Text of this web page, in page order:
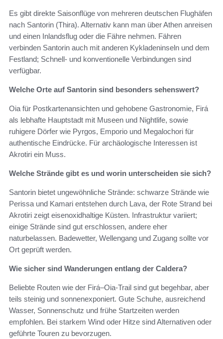
Es gibt direkte Saisonflüge von mehreren deutschen Flughäfen
nach Santorin (Thira). Alternativ kann man über Athen anreisen
und einen Inlandsflug oder die Fähre nehmen. Fähren
verbinden Santorin auch mit anderen Kykladeninseln und dem
Festland; Schnell- und konventionelle Verbindungen sind
verfügbar.
Welche Orte auf Santorin sind besonders sehenswert?
Oia für Postkartenansichten und gehobene Gastronomie, Firá
als lebhafte Hauptstadt mit Museen und Nightlife, sowie
ruhigere Dörfer wie Pyrgos, Emporio und Megalochori für
authentische Eindrücke. Für archäologische Interessen ist
Akrotiri ein Muss.
Welche Strände gibt es und worin unterscheiden sie sich?
Santorin bietet ungewöhnliche Strände: schwarze Strände wie
Perissa und Kamari entstehen durch Lava, der Rote Strand bei
Akrotiri zeigt eisenoxidhaltige Küsten. Infrastruktur variiert;
einige Strände sind gut erschlossen, andere eher
naturbelassen. Badewetter, Wellengang und Zugang sollte vor
Ort geprüft werden.
Wie sicher sind Wanderungen entlang der Caldera?
Beliebte Routen wie der Firá–Oia-Trail sind gut begehbar, aber
teils steinig und sonnenexponiert. Gute Schuhe, ausreichend
Wasser, Sonnenschutz und frühe Startzeiten werden
empfohlen. Bei starkem Wind oder Hitze sind Alternativen oder
geführte Touren zu bevorzugen.